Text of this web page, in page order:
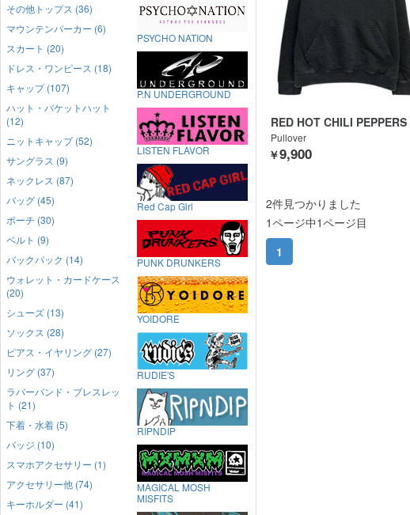
RED HOT CHILI PEPPERS
Pullover
￥9,900
2件見つかりました
1ページ中1ページ目
1
その他トップス (36)
マウンテンパーカー (6)
スカート (20)
ドレス・ワンピース (18)
キャップ (107)
ハット・バケットハット
(12)
ニットキャップ (52)
サングラス (9)
ネックレス (87)
バッグ (45)
ポーチ (30)
ベルト (9)
バックパック (14)
ウォレット・カードケース
(20)
シューズ (13)
ソックス (28)
ピアス・イヤリング (27)
リング (37)
ラバーバンド・ブレスレッ
ト (21)
下着・水着 (5)
バッジ (10)
スマホアクセサリー (1)
アクセサリー他 (74)
キーホルダー (41)
PSYCHO NATION
P.N UNDERGROUND
LISTEN FLAVOR
Red Cap Girl
PUNK DRUNKERS
YOIDORE
RUDIE'S
RIPNDIP
MAGICAL MOSH
MISFITS